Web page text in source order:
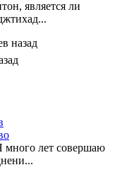
является ли
назад
лет совершаю